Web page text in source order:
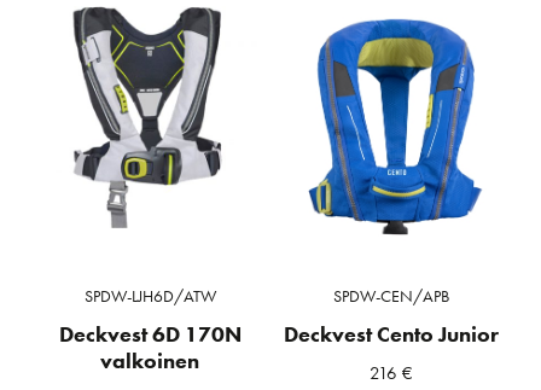
SPDW-LJH6D/ATW
Deckvest 6D 170N
valkoinen
SPDW-CEN/APB
Deckvest Cento Junior
216 €